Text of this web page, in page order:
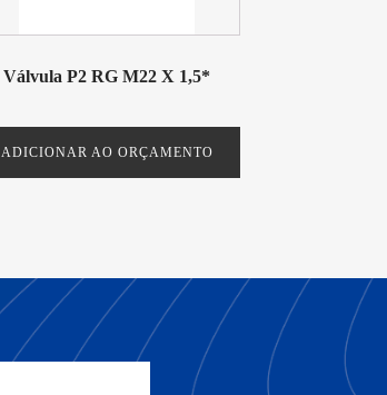
Válvula P2 RG M22 X 1,5*
ADICIONAR AO ORÇAMENTO